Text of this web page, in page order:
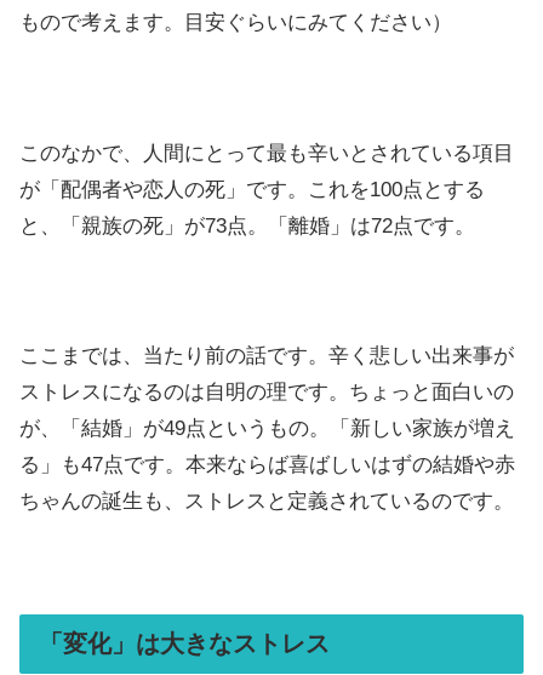
もので考えます。目安ぐらいにみてください）
このなかで、人間にとって最も辛いとされている項目
が「配偶者や恋人の死」です。これを100点とする
と、「親族の死」が73点。「離婚」は72点です。
ここまでは、当たり前の話です。辛く悲しい出来事が
ストレスになるのは自明の理です。ちょっと面白いの
が、「結婚」が49点というもの。「新しい家族が増え
る」も47点です。本来ならば喜ばしいはずの結婚や赤
ちゃんの誕生も、ストレスと定義されているのです。
「変化」は大きなストレス